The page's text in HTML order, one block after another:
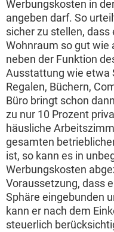
Werbungskosten in
angeben darf. So
sicher zu stellen,
Wohnraum so gut wie
neben der Funktion
Ausstattung wie etwa
Regalen, Büchern,
Büro bringt schon
zu nur 10 Prozent
häusliche
gesamten
ist, so kann es in
Werbungskosten
Voraussetzung, dass
Sphäre eingebunden
kann er nach dem
steuerlich